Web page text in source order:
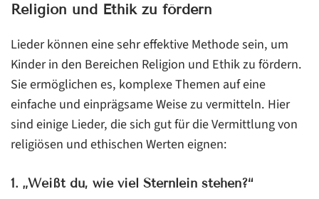
Religion und Ethik zu fördern
Lieder können eine sehr effektive Methode sein, um
Kinder in den Bereichen Religion und Ethik zu fördern.
Sie ermöglichen es, komplexe Themen auf eine
einfache und einprägsame Weise zu vermitteln. Hier
sind einige Lieder, die sich gut für die Vermittlung von
religiösen und ethischen Werten eignen:
1. „Weißt du, wie viel Sternlein stehen?“